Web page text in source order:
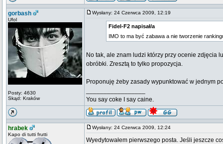
gorbash
Ufol
Posty: 4630
Skąd: Kraków
Wysłany: 24 Czerwca 2009, 12:19
Fidel-F2 napisał/a
IMO to ma być zabawa a nie tworzenie
No tak, ale znam ludzi którzy przy ocenie zdjęcia
obróbki. Zresztą to tylko propozycja.
Proponuję żeby zasady wypunktować w jednym
You say coke I say caine.
hrabek
Kapo di tutti frutti
Wysłany: 24 Czerwca 2009, 12:24
Wyedytowałem pierwszego posta. Jeśli jeszcze